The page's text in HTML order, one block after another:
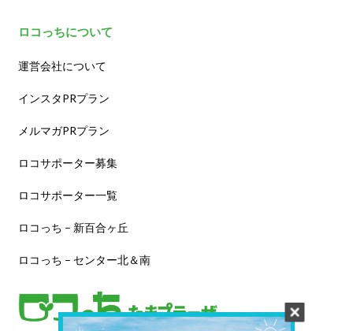
ロコっちについて
運営会社について
インスタPRプラン
メルマガPRプラン
ロコサポーター募集
ロコサポーター一覧
ロコっち – 新百合ヶ丘
ロコっち – センター北＆南